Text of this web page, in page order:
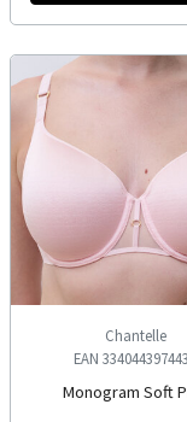
Chantelle
EAN
Monogram Soft